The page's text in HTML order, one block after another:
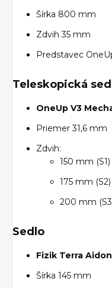
Šírka 800 mm
Zdvih 35 mm
Predstavec
Teleskopická
OneUp V3
Priemer 31,6 mm
Zdvih:
150 mm (S1)
175 mm (S2)
200 mm
Sedlo
Fizik Terra
Šírka 145 mm